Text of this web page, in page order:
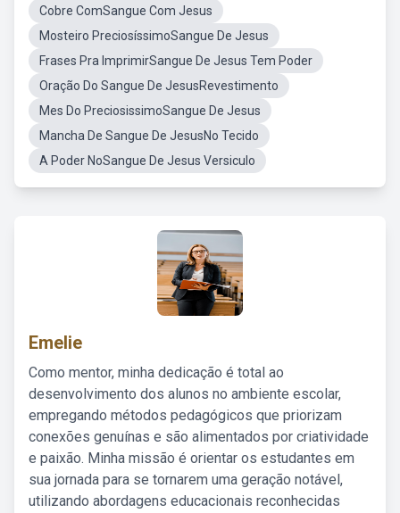
Cobre ComSangue Com Jesus
Mosteiro PreciosíssimoSangue De Jesus
Frases Pra ImprimirSangue De Jesus Tem Poder
Oração Do Sangue De JesusRevestimento
Mes Do PreciosissimoSangue De Jesus
Mancha De Sangue De JesusNo Tecido
A Poder NoSangue De Jesus Versiculo
Emelie
Como mentor, minha dedicação é total ao
desenvolvimento dos alunos no ambiente escolar,
empregando métodos pedagógicos que priorizam
conexões genuínas e são alimentados por criatividade
e paixão. Minha missão é orientar os estudantes em
sua jornada para se tornarem uma geração notável,
utilizando abordagens educacionais reconhecidas